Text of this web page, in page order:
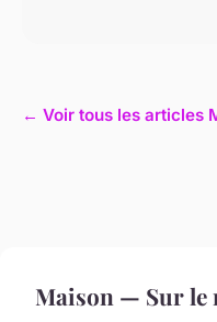
← Voir tous les articles
Maison — Sur le